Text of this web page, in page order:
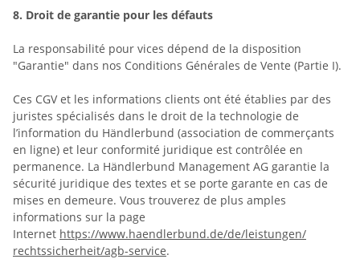
8. Droit de garantie pour les défauts
La responsabilité pour vices dépend de la disposition
"Garantie" dans nos Conditions Générales de Vente (Partie I).
Ces CGV et les informations clients ont été établies par des
juristes spécialisés dans le droit de la technologie de
l’information du Händlerbund (association de commerçants
en ligne) et leur conformité juridique est contrôlée en
permanence. La Händlerbund Management AG garantie la
sécurité juridique des textes et se porte garante en cas de
mises en demeure. Vous trouverez de plus amples
informations sur la page
Internet https://www.haendlerbund.de/de/leistungen/
rechtssicherheit/agb-service.